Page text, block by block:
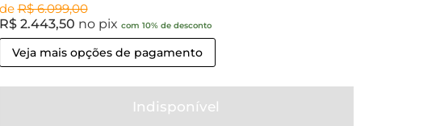
deR$ 6.099,00
R$ 2.443,50 no pix com 10% de desconto
Veja mais opções de pagamento
Indisponível